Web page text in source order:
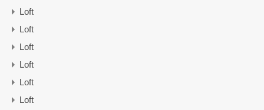
Loft
Loft
Loft
Loft
Loft
Loft